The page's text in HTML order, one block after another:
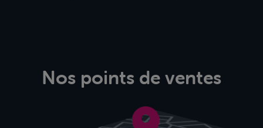
Nos points de ventes